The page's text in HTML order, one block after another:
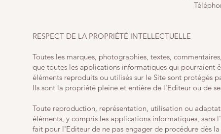
RESPECT DE LA PROPRIÉTÉ INTELLECTUELLE
Toutes les marques, photographies, textes,
que toutes les applications informatiques qui pourraient
éléments reproduits ou utilisés sur le Site sont protégés
Ils sont la propriété pleine et entière de l'Editeur ou de
Toute reproduction, représentation, utilisation ou
éléments, y compris les applications informatiques,
fait pour l'Editeur de ne pas engager de procédure dès